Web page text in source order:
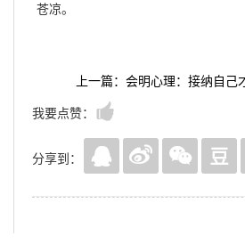
苍凉。
上一篇：会明心理：接纳自己
我要点赞：
分享到：